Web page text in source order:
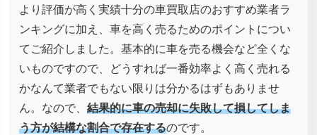
より評価が高く実績十分の車買取店のおすすめ業者ラ
ンキングに加え、車を高く売るためのポイントについ
てご紹介しました。基本的に車を売る機会など全くな
いものですので、どうすれば一番効率よく高く売れる
かなんて業者でもない限りは分かるはずもありませ
ん。なので、 結果的に車の売却に失敗して損してしま
う方が結構な割合で存在するのです。